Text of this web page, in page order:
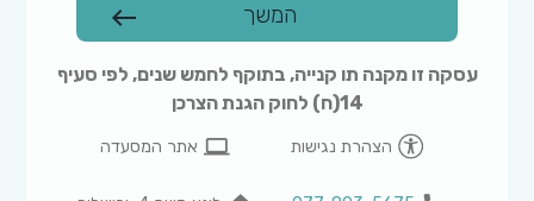
המשך west
עסקה זו מקנה תו קנייה, בתוקף לחמש שנים, לפי סעיף
14(ח) לחוק הגנת הצרכן
הצהרת נגישות computer אתר המסעדה